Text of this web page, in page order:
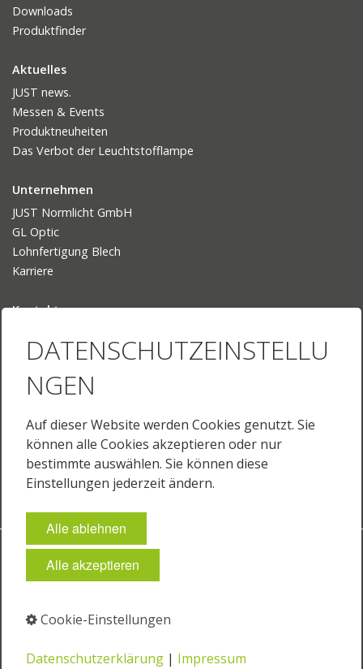
Downloads
Produktfinder
Aktuelles
JUST news.
Messen & Events
Produktneuheiten
Das Verbot der Leuchtstofflampe
Unternehmen
JUST Normlicht GmbH
GL Optic
Lohnfertigung Blech
Karriere
Kontakt
Ihr Weg zu uns
Sprache
English
English (US)
Français
Impressum Datenschutz
⁣ ⁣
DATENSCHUTZEINSTELLU
NGEN
Auf dieser Website werden Cookies genutzt. Sie
können alle Cookies akzeptieren oder nur
bestimmte auswählen. Sie können diese
Einstellungen jederzeit ändern.
Alle ablehnen
Alle akzeptieren
Cookie-Einstellungen
Datenschutzerklärung | Impressum